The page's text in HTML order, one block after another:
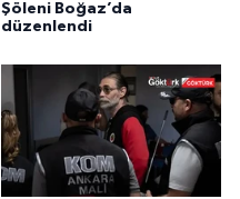
Şöleni Boğaz’da
düzenlendi